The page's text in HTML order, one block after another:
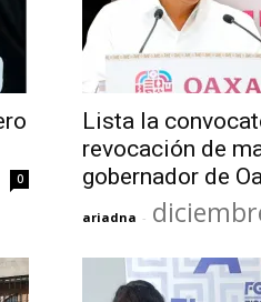
0
Lista la
revocación de
gobernador de
ariadna -